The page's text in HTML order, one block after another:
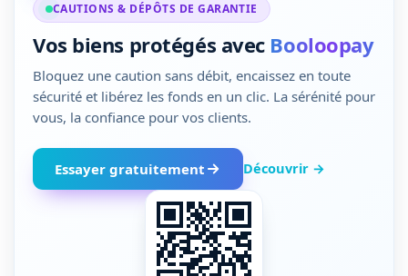
CAUTIONS & DÉPÔTS DE GARANTIE
Vos biens protégés avec Booloopay
Bloquez une caution sans débit, encaissez en toute
sécurité et libérez les fonds en un clic. La sérénité pour
vous, la confiance pour vos clients.
Essayer gratuitement Découvrir →